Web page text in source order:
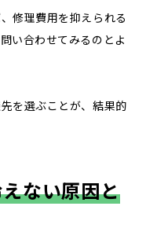
修理費用を抑えられる
い合わせてみるのとよ
を選ぶことが、結果的
ない原因と